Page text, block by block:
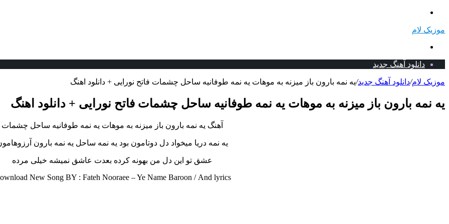
موزیک لام
دانلود آهنگ جدید
موزیک لام/دانلود آهنگ جدید/یه نمه بارون باز میزنه به موهات یه نمه طوفانیه ساحل چشمات فاتح نورایی + دانلود اهنگ
یه نمه بارون باز میزنه به موهات یه نمه طوفانیه ساحل چشمات فاتح نورایی + دانلود اهنگ
آهنگ یه نمه بارون باز میزنه به موهات یه نمه طوفانیه ساحل چشمات
یه نمه دریا میخواد دل دوتامون بود یه نمه ساحل یه نمه بارون
عشق تو این دل من بهونه کرده بعدت عاشق نمیشه خیلی مرده
New Song BY : Fateh Nooraee – Ye Name Baroon / And lyrics